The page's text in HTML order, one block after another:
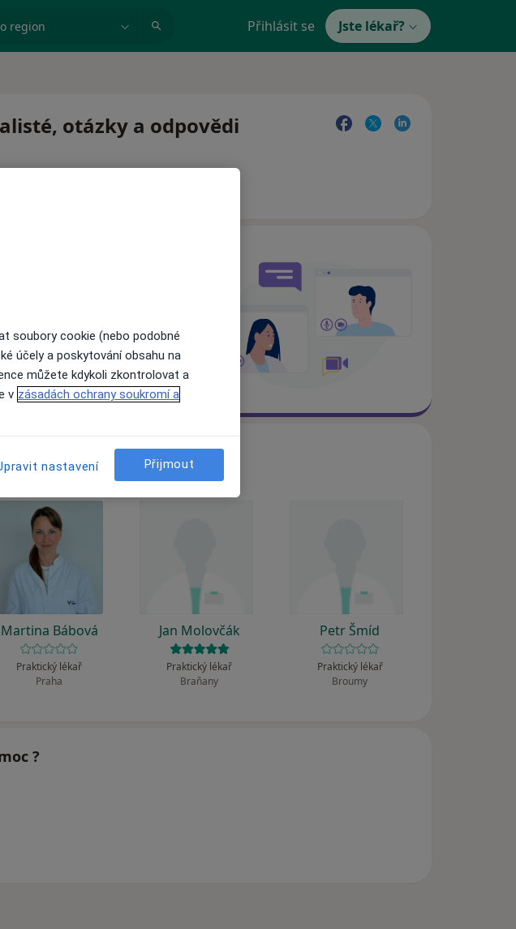
region Přihlásit se Jste lékař?
otázky a odpovědi
Pokud to potřebujete,
Martina Bábová
Praktický lékař
Praha
Jan Molovčák
Praktický lékař
Braňany
Petr Šmíd
Praktický lékař
Broumy
?
soubory cookie (nebo podobné
účely a poskytování obsahu na
můžete kdykoli zkontrolovat a
v zásadách ochrany soukromí a
nastavení Přijmout